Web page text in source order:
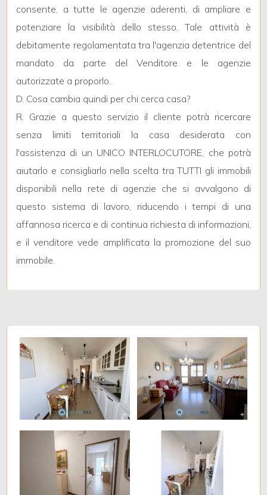
consente, a tutte le agenzie aderenti, di ampliare e
potenziare la visibilità dello stesso. Tale attività è
debitamente regolamentata tra l'agenzia detentrice del
mandato da parte del Venditore e le agenzie
autorizzate a proporlo.
D. Cosa cambia quindi per chi cerca casa?
R. Grazie a questo servizio il cliente potrà ricercare
senza limiti territoriali la casa desiderata con
l'assistenza di un UNICO INTERLOCUTORE, che potrà
aiutarlo e consigliarlo nella scelta tra TUTTI gli immobili
disponibili nella rete di agenzie che si avvalgono di
questo sistema di lavoro, riducendo i tempi di una
affannosa ricerca e di continua richiesta di informazioni,
e il venditore vede amplificata la promozione del suo
immobile.
4
5
5+
opzioni
-
multiscelta
Giardino
Posto auto/Box
Arredato
Nuova costruzione
Lusso